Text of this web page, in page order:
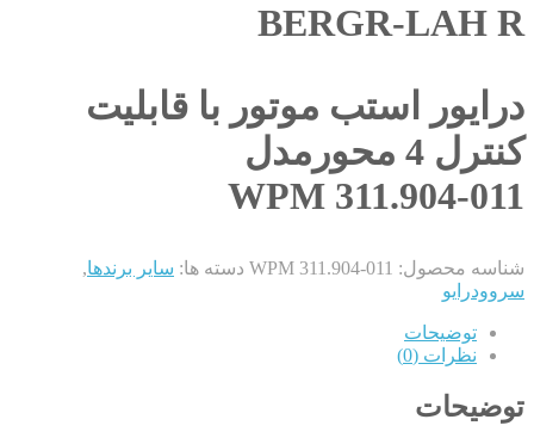
BERGR-LAH R
درایور استب موتور با قابلیت
کنترل 4 محورمدل
WPM 311.904-011
شناسه محصول: WPM 311.904-011 دسته ها: سایر برندها,
سروودرایو
توضیحات
نظرات (0)
توضیحات